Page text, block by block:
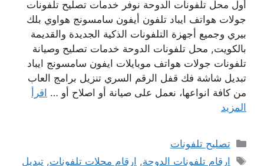
أول محل تلفونات الدوحة نوفر خدمات تصليح تلفونات
جولات هواتف ايباد تلفون أيفون سامسونج هواوي بلك
بيري وجميع أجهزة التلفونات الذكية الجديدة والقديمة
بالكويت, محل تلفونات الدوحة خدمات تصليح وصيانة
تلفونات جولات هواتف موبايلات ايفون سامسونج ايباد
تبديل شاشة فك قفل الرقم السري تنزيل برامج العاب
من كافة انواعها، نعمل على صيانة أو اصلاح أو … اقرأ
المزيد
التصنيفات
تصليح تلفونات
الوسوم
ارقام تلفونات الدوحة, ارقام محلات تلفونات,تبديل